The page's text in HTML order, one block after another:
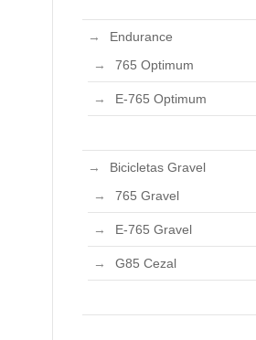
Endurance
765 Optimum
E-765 Optimum
Bicicletas Gravel
765 Gravel
E-765 Gravel
G85 Cezal